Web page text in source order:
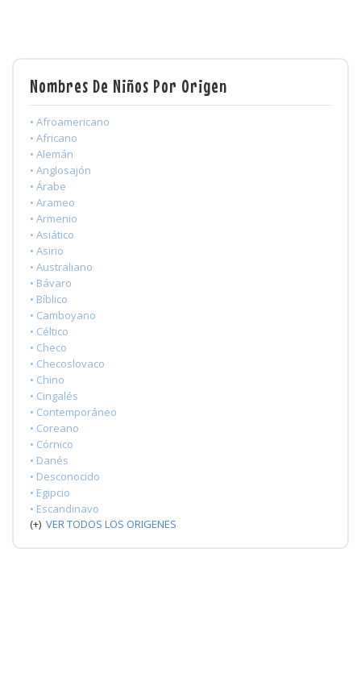
Nombres De Niños Por Origen
• Afroamericano
• Africano
• Alemán
• Anglosajón
• Árabe
• Arameo
• Armenio
• Asiático
• Asirio
• Australiano
• Bávaro
• Bíblico
• Camboyano
• Céltico
• Checo
• Checoslovaco
• Chino
• Cingalés
• Contemporáneo
• Coreano
• Córnico
• Danés
• Desconocido
• Egipcio
• Escandinavo
(+) VER TODOS LOS ORIGENES